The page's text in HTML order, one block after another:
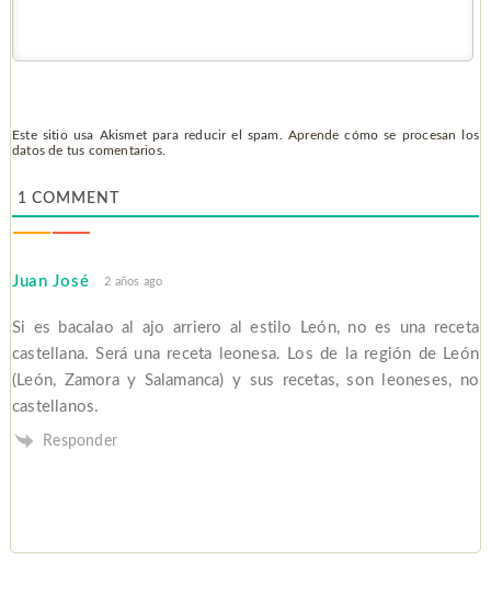
Este sitio usa Akismet para reducir el spam. Aprende cómo se procesan los
datos de tus comentarios.
1 COMMENT
Juan José 2 años ago
Si es bacalao al ajo arriero al estilo León, no es una receta
castellana. Será una receta leonesa. Los de la región de León
(León, Zamora y Salamanca) y sus recetas, son leoneses, no
castellanos.
Responder